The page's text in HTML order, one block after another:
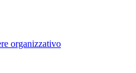
organizzativo